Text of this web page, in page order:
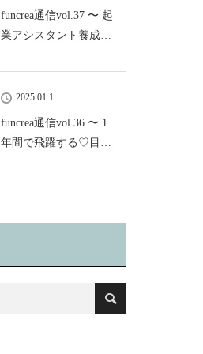
funcrea通信vol.37 〜 起
業アシスタント養成…
2025.01.1
funcrea通信vol.36 〜 1
年間で飛躍する♡目…